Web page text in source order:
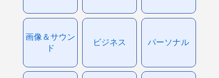
画像＆サウン
ド
ビジネス パーソナル